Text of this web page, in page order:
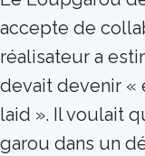
accepte de
réalisateur a
devait devenir «
laid ». Il voulait
garou dans un